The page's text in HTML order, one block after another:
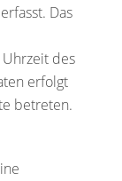
Das
des
erfolgt
betreten.